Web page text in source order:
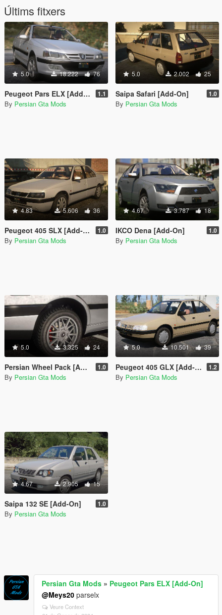
Últims fitxers
5.0 18.222 76
Peugeot Pars ELX [Add-On] 1.1
By Persian Gta Mods
5.0 2.002 25
Saipa Safari [Add-On] 1.0
By Persian Gta Mods
4.83 5.606 36
Peugeot 405 SLX [Add-On] 1.0
By Persian Gta Mods
4.67 3.787 18
IKCO Dena [Add-On] 1.0
By Persian Gta Mods
5.0 3.325 24
Persian Wheel Pack [Add-On] 1.0
By Persian Gta Mods
5.0 10.501 39
Peugeot 405 GLX [Add-On | Extras] 1.2
By Persian Gta Mods
4.67 2.905 15
Saipa 132 SE [Add-On] 1.0
By Persian Gta Mods
Persian Gta Mods » Peugeot Pars ELX [Add-On]
@Meys20 parselx
Veure Context